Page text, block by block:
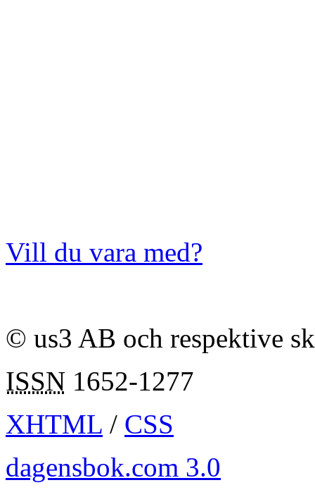
Vill du vara med?
© us3 AB och respektive
ISSN 1652-1277
XHTML / CSS
dagensbok.com 3.0